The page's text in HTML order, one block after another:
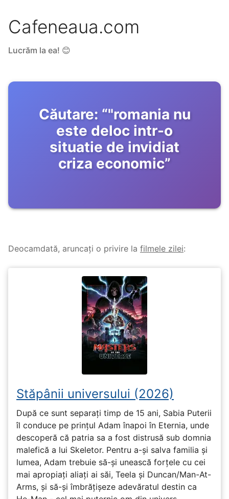
Cafeneaua.com
Lucrăm la ea! 😊
Căutare: “"romania nu
este deloc intr-o
situatie de invidiat
criza economic”
Deocamdată, aruncați o privire la filmele zilei:
Stăpânii universului (2026)
După ce sunt separați timp de 15 ani, Sabia Puterii
îl conduce pe prințul Adam înapoi în Eternia, unde
descoperă că patria sa a fost distrusă sub domnia
malefică a lui Skeletor. Pentru a-și salva familia și
lumea, Adam trebuie să-și unească forțele cu cei
mai apropiați aliați ai săi, Teela și Duncan/Man-At-
Arms, și să-și îmbrățișeze adevăratul destin ca